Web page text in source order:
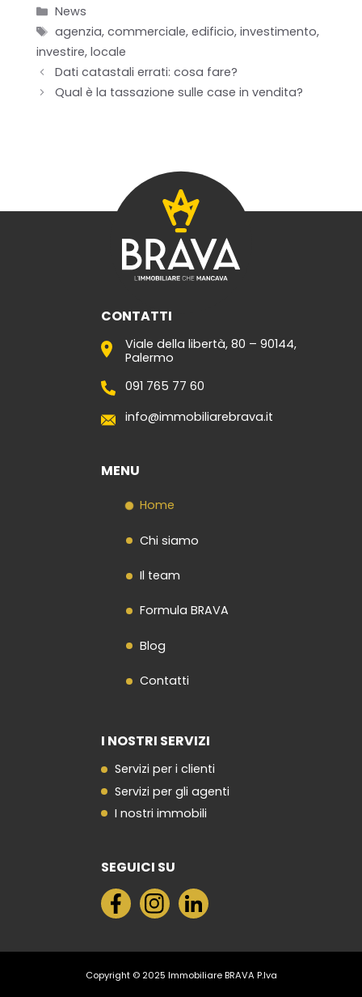
Categorie
News
Tag
agenzia,commerciale,edificio,investimento,
investire, locale
Dati catastali errati: cosa fare?
Qual è la tassazione sulle case in vendita?
CONTATTI
Viale della libertà, 80 – 90144,
Palermo
091 765 77 60
info@immobiliarebrava.it
MENU
Home
Chi siamo
Il team
Formula BRAVA
Blog
Contatti
I NOSTRI SERVIZI
Servizi per i clienti
Servizi per gli agenti
I nostri immobili
SEGUICI SU
Copyright © 2025 Immobiliare BRAVA P.Iva